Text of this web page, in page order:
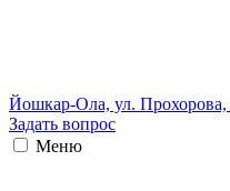
Йошкар-Ола, ул. Прохорова,
Задать вопрос
Меню